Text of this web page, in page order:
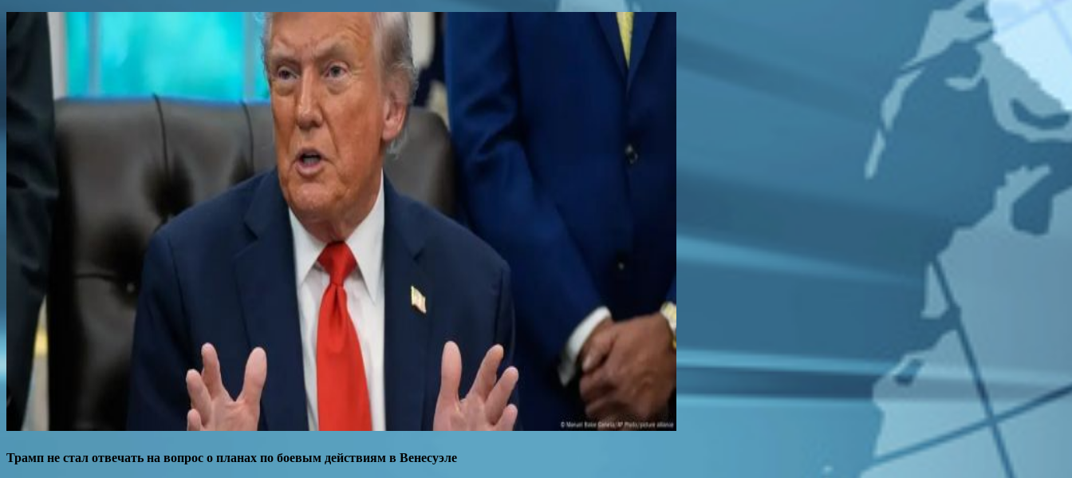
Трамп не стал отвечать на вопрос о планах по боевым действиям в Венесуэле